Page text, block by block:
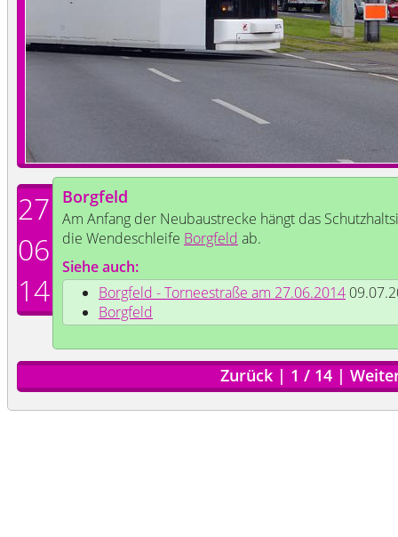
27
06
14
Borgfeld
Am Anfang der Neubaustrecke hängt das
die Wendeschleife Borgfeld ab.
Siehe auch:
Borgfeld - Torneestraße am 27.06.2014
Borgfeld
Zurück | 1 / 14 |